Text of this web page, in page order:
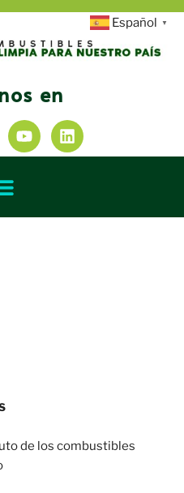
en
de los combustibles
Español ▼